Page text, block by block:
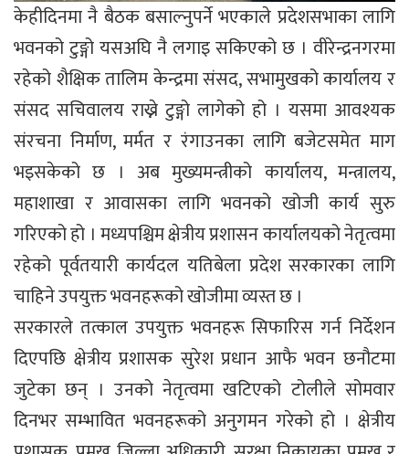
केहीदिनमा नै बैठक बसाल्नुपर्ने भएकाले प्रदेशसभाका लागि
भवनको टुङ्गो यसअघि नै लगाइ सकिएको छ । वीरेन्द्रनगरमा
रहेको शैक्षिक तालिम केन्द्रमा संसद, सभामुखको कार्यालय र
संसद सचिवालय राख्ने टुङ्गो लागेको हो । यसमा आवश्यक
संरचना निर्माण, मर्मत र रंगाउनका लागि बजेटसमेत माग
भइसकेको छ । अब मुख्यमन्त्रीको कार्यालय, मन्त्रालय,
महाशाखा र आवासका लागि भवनको खोजी कार्य सुरु
गरिएको हो । मध्यपश्चिम क्षेत्रीय प्रशासन कार्यालयको नेतृत्वमा
रहेको पूर्वतयारी कार्यदल यतिबेला प्रदेश सरकारका लागि
चाहिने उपयुक्त भवनहरूको खोजीमा व्यस्त छ ।
सरकारले तत्काल उपयुक्त भवनहरू सिफारिस गर्न निर्देशन
दिएपछि क्षेत्रीय प्रशासक सुरेश प्रधान आफै भवन छनौटमा
जुटेका छन् । उनको नेतृत्वमा खटिएको टोलीले सोमवार
दिनभर सम्भावित भवनहरूको अनुगमन गरेको हो । क्षेत्रीय